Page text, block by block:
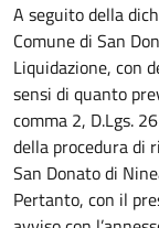
A seguito della
Comune di San
Liquidazione, con
sensi di quanto
comma 2, D.Lgs.
della procedura di
San Donato di
Pertanto, con il